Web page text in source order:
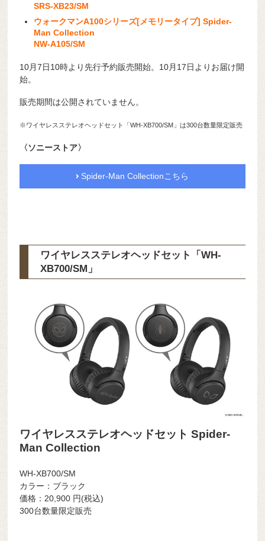
SRS-XB23/SM
ウォークマンA100シリーズ[メモリータイプ] Spider-
Man Collection
NW-A105/SM
10月7日10時より先行予約販売開始。10月17日よりお届け開
始。
販売期間は公開されていません。
※ワイヤレスステレオヘッドセット「WH-XB700/SM」は300台数量限定販売
〈ソニーストア〉
Spider-Man Collectionこちら
ワイヤレスステレオヘッドセット「WH-
XB700/SM」
ワイヤレスステレオヘッドセット Spider-
Man Collection
WH-XB700/SM
カラー：ブラック
価格： 20,900 円(税込)
300台数量限定販売